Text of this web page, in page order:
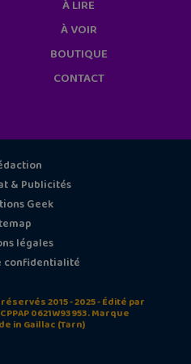
À LIRE
À VOIR
BOUTIQUE
CONTACT
& Publicités
Geek
légales
confidentialité
2015 - 2025 - Édité par
0621W93953. Marque
in Gaillac (Tarn)